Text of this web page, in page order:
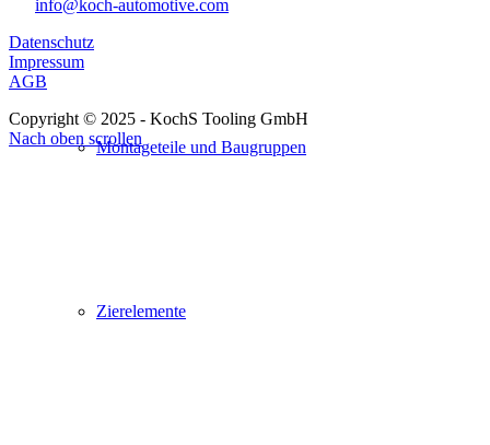
Montageteile und Baugruppen
Zierelemente
info@koch-automotive.com
Datenschutz
Impressum
AGB
Copyright © 2025 - KochS Tooling GmbH
Nach oben scrollen